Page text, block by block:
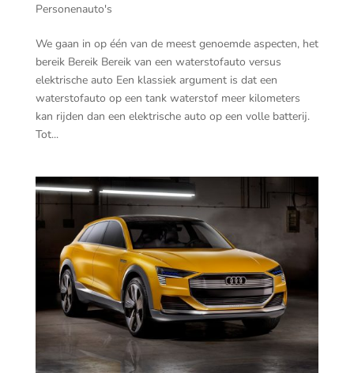
Personenauto's
We gaan in op één van de meest genoemde aspecten, het
bereik Bereik Bereik van een waterstofauto versus
elektrische auto Een klassiek argument is dat een
waterstofauto op een tank waterstof meer kilometers
kan rijden dan een elektrische auto op een volle batterij.
Tot...